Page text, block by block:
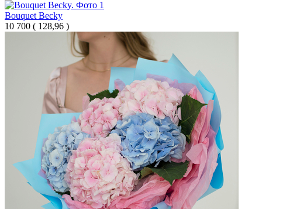
Bouquet Becky
10 700 ( 128,96 )